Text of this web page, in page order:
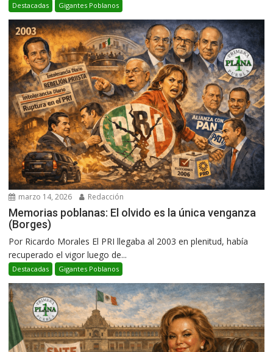
Destacadas Gigantes Poblanos
marzo 14, 2026 Redacción
Memorias poblanas: El olvido es la única venganza
(Borges)
Por Ricardo Morales El PRI llegaba al 2003 en plenitud, había
recuperado el vigor luego de...
Destacadas Gigantes Poblanos